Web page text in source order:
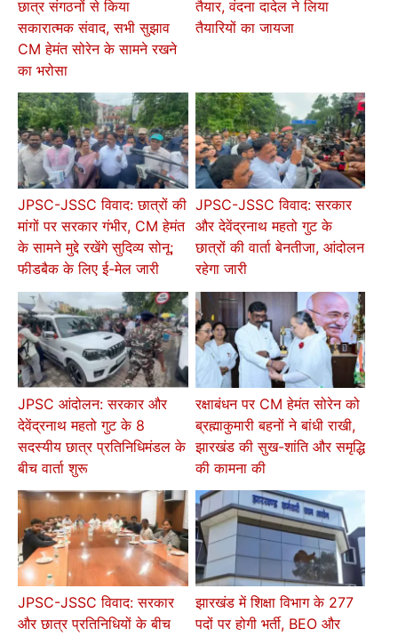
छात्र संगठनों से किया
सकारात्मक संवाद, सभी सुझाव
CM हेमंत सोरेन के सामने रखने
का भरोसा
तैयार, वंदना दादेल ने लिया
तैयारियों का जायजा
JPSC-JSSC विवाद: छात्रों की
मांगों पर सरकार गंभीर, CM हेमंत
के सामने मुद्दे रखेंगे सुदिव्य सोनू;
फीडबैक के लिए ई-मेल जारी
JPSC-JSSC विवाद: सरकार
और देवेंद्रनाथ महतो गुट के
छात्रों की वार्ता बेनतीजा, आंदोलन
रहेगा जारी
JPSC आंदोलन: सरकार और
देवेंद्रनाथ महतो गुट के 8
सदस्यीय छात्र प्रतिनिधिमंडल के
बीच वार्ता शुरू
रक्षाबंधन पर CM हेमंत सोरेन को
ब्रह्माकुमारी बहनों ने बांधी राखी,
झारखंड की सुख-शांति और समृद्धि
की कामना की
JPSC-JSSC विवाद: सरकार
और छात्र प्रतिनिधियों के बीच
झारखंड में शिक्षा विभाग के 277
पदों पर होगी भर्ती, BEO और